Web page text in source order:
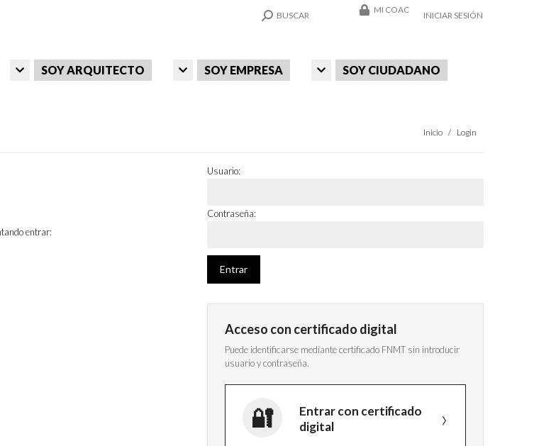
SEARCH:
BUSCAR
MI COAC
INICIAR SESIÓN
SOY ARQUITECTO SOY EMPRESA SOY CIUDADANO
Estás aquí:
Inicio Login
entrar:
Usuario:
Contraseña:
Acceso con certificado digital
Puede identificarse mediante certificado FNMT sin introducir
usuario y contraseña.
Entrar con certificado
digital